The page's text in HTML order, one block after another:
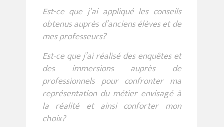
Est-ce que j’ai appliqué les conseils
obtenus auprès d’anciens élèves et de
mes professeurs?
Est-ce que j’ai réalisé des enquêtes et
des immersions auprès de
professionnels pour confronter ma
représentation du métier envisagé à
la réalité et ainsi conforter mon
choix?